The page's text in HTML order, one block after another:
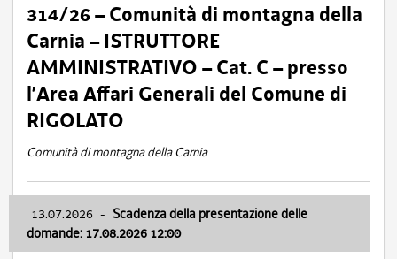
314/26 – Comunità di montagna della
Carnia – ISTRUTTORE
AMMINISTRATIVO – Cat. C – presso
l’Area Affari Generali del Comune di
RIGOLATO
Comunità di montagna della Carnia
13.07.2026 - Scadenza della presentazione delle
domande: 17.08.2026 12:00